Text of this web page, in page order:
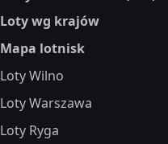
Loty wg krajów
Mapa lotnisk
Loty Wilno
Loty Warszawa
Loty Ryga